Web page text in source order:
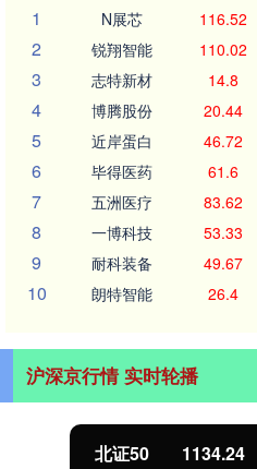
1
N展芯 116.52
2 锐翔智能 110.02
3 志特新材 14.8
4 博腾股份 20.44
5 近岸蛋白 46.72
6 毕得医药 61.6
7 五洲医疗 83.62
8 一博科技 53.33
9 耐科装备 49.67
10 朗特智能 26.4
沪深京行情 实时轮播
北证50 1134.24